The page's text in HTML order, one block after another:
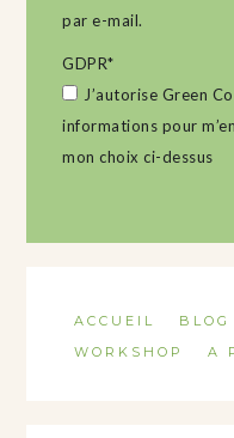
par e-mail.
GDPR*
J’autorise Green
informations pour
mon choix ci-dessus
ACCUEIL BLOG
WORKSHOP
A